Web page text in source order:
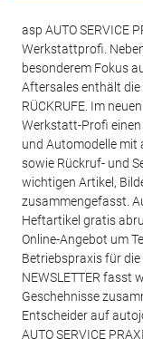
asp AUTO SERVICE
Werkstattprofi.
besonderem Fokus
Aftersales enthält die
RÜCKRUFE. Im
Werkstatt-Profi
und Automodelle mit
sowie Rückruf- und
wichtigen Artikel,
zusammengefasst.
Heftartikel gratis
Online-Angebot um
Betriebspraxis für
NEWSLETTER fasst
Geschehnisse
Entscheider auf
AUTO SERVICE